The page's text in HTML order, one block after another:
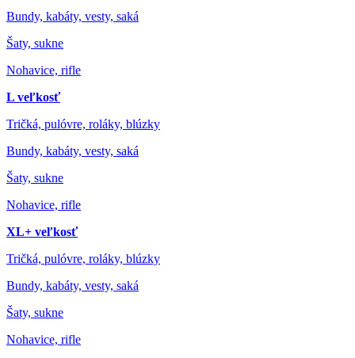
Bundy, kabáty, vesty, saká
Šaty, sukne
Nohavice, rifle
L veľkosť
Tričká, pulóvre, roláky, blúzky
Bundy, kabáty, vesty, saká
Šaty, sukne
Nohavice, rifle
XL+ veľkosť
Tričká, pulóvre, roláky, blúzky
Bundy, kabáty, vesty, saká
Šaty, sukne
Nohavice, rifle